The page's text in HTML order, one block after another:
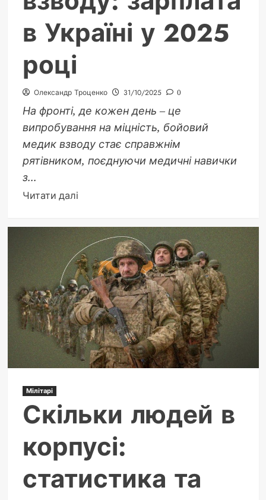
в
Україні
у
в Україні у 2025
році
Олександр Троценко 31/10/2025 0
На фронті, де кожен день – це
випробування на міцність, бойовий
медик взводу стає справжнім
рятівником, поєднуючи медичні навички
з...
Читати даліДокладніше
Бойовий
медик
взводу:
зарплата
в
Україні
у
2025
році
Мілітарі
Скільки людей в
корпусі:
статистика та